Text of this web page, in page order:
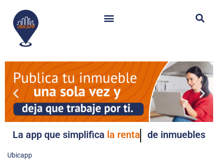
La app que simplifica la renta de inmuebles
Ubicapp